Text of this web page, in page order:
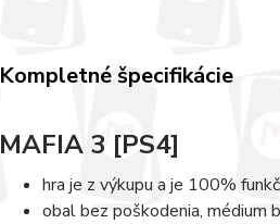
Kompletné špecifikácie
MAFIA 3 [PS4]
hra je z výkupu a je 100%
obal bez poškodenia, médium